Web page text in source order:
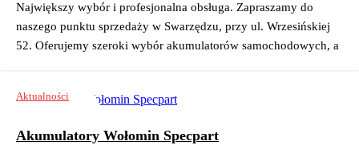
Największy wybór i profesjonalna obsługa. Zapraszamy do
naszego punktu sprzedaży w Swarzędzu, przy ul. Wrzesińskiej
52. Oferujemy szeroki wybór akumulatorów samochodowych, a
od diagnostyki po wymianę i montaż akumulatorów. W ofercie
jak Varta, Jenox , Centra ,Exide , Yuasa , Bosch oraz inne.
Aktualności
Akumulatory Wołomin Specpart